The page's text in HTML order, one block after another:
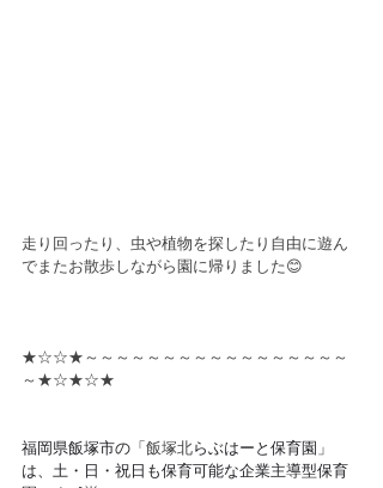
走り回ったり、虫や植物を探したり自由に遊ん
でまたお散歩しながら園に帰りました😊
★☆☆★～～～～～～～～～～～～～～～～～
～★☆★☆★
福岡県飯塚市の「飯塚北らぶはーと保育園」
は、土・日・祝日も保育可能な企業主導型保育